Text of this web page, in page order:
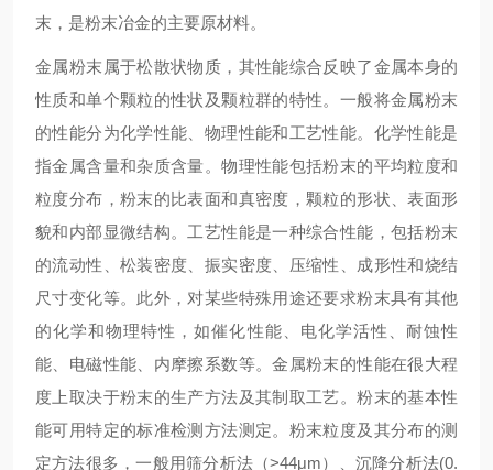
末，是粉末冶金的主要原材料。
金属粉末属于松散状物质，其性能综合反映了金属本身的
性质和单个颗粒的性状及颗粒群的特性。一般将金属粉末
的性能分为化学性能、物理性能和工艺性能。化学性能是
指金属含量和杂质含量。物理性能包括粉末的平均粒度和
粒度分布，粉末的比表面和真密度，颗粒的形状、表面形
貌和内部显微结构。工艺性能是一种综合性能，包括粉末
的流动性、松装密度、振实密度、压缩性、成形性和烧结
尺寸变化等。此外，对某些特殊用途还要求粉末具有其他
的化学和物理特性，如催化性能、电化学活性、耐蚀性
能、电磁性能、内摩擦系数等。金属粉末的性能在很大程
度上取决于粉末的生产方法及其制取工艺。粉末的基本性
能可用特定的标准检测方法测定。粉末粒度及其分布的测
定方法很多，一般用筛分析法（>44μm）、沉降分析法(0.